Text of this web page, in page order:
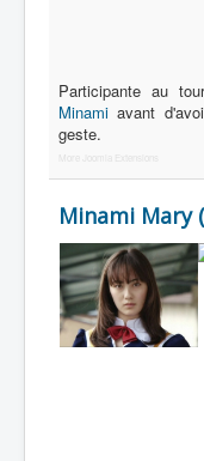
Participante au
Minami avant
geste.
More Joomla Extensions
Minami Mary